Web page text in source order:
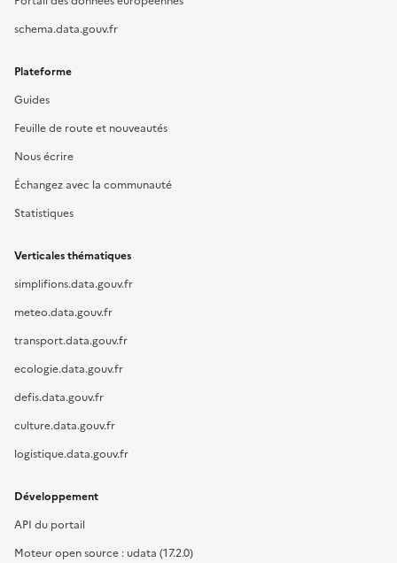
schema.data.gouv.fr
Plateforme
Guides
Feuille de route et nouveautés
Nous écrire
Échangez avec la communauté
Statistiques
Verticales thématiques
simplifions.data.gouv.fr
meteo.data.gouv.fr
transport.data.gouv.fr
ecologie.data.gouv.fr
defis.data.gouv.fr
culture.data.gouv.fr
logistique.data.gouv.fr
Développement
API du portail
Moteur open source : udata (17.2.0)